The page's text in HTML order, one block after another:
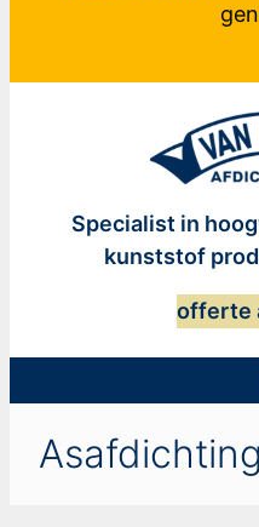
Specialist in
kunststof
offerte